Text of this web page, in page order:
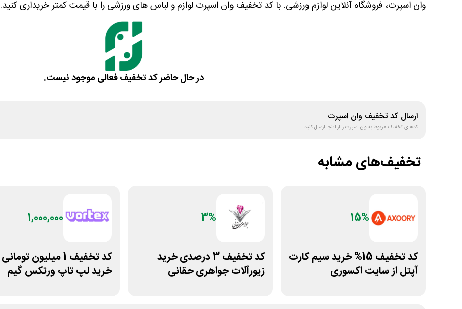
وان اسپرت، فروشگاه آنلاین لوازم ورزشی. با کد تخفیف وان اسپرت لوازم و لباس های ورزشی را با قیمت کمتر خریداری کنید.
در حال حاضر کد تخفیف فعالی موجود نیست.
ارسال کد تخفیف وان اسپرت
کدهای تخفیف مربوط به وان اسپرترا از اینجا ارسال کنید
تخفیف‌های مشابه
15%
کد تخفیف 15% خرید سیم کارت
آپتل از سایت اکسوری
3%
کد تخفیف 3 درصدی خرید
زیورآلات جواهری حقانی
1,000,000
کد تخفیف 1 میلیون تومانی
خرید لپ تاپ ورتکس گیم